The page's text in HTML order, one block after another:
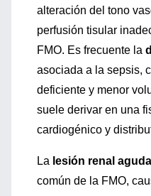
alteración del tono
perfusión tisular
FMO. Es frecuente la
asociada a la sepsis,
deficiente y menor
suele derivar en una
cardiogénico y
La lesión renal aguda
común de la FMO,